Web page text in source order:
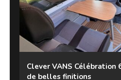
Clever VANS Célébration
de belles finitions